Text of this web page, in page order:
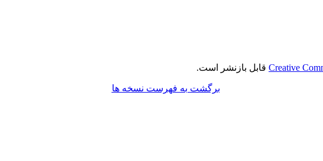
Creative قابل بازنشر است.
برگشت به فهرست نسخه ها